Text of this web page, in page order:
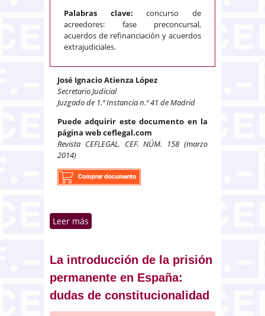
Palabras clave:concurso de
acreedores: fase preconcursal,
acuerdos de refinanciación y acuerdos
extrajudiciales.
José Ignacio Atienza López
Secretario Judicial
Juzgado de 1.ª Instancia n.º 41 de Madrid
Puede adquirir este documento en la
página web ceflegal.com
Revista CEFLEGAL. CEF. NÚM. 158 (marzo
2014)
Leer más
conclusiones
La introducción de la prisión
permanente en España:
dudas de constitucionalidad